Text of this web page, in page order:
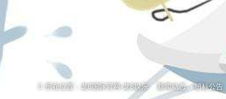
所在位置： 龙8国际官网-龙8娱乐 新闻动态 招标公告